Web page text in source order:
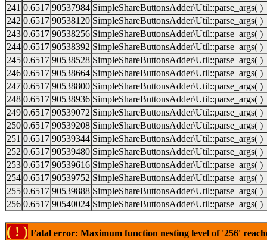
241 0.6517 90537984 SimpleShareButtonsAdder\Util::parse_args( )
242 0.6517 90538120 SimpleShareButtonsAdder\Util::parse_args( )
243 0.6517 90538256 SimpleShareButtonsAdder\Util::parse_args( )
244 0.6517 90538392 SimpleShareButtonsAdder\Util::parse_args( )
245 0.6517 90538528 SimpleShareButtonsAdder\Util::parse_args( )
246 0.6517 90538664 SimpleShareButtonsAdder\Util::parse_args( )
247 0.6517 90538800 SimpleShareButtonsAdder\Util::parse_args( )
248 0.6517 90538936 SimpleShareButtonsAdder\Util::parse_args( )
249 0.6517 90539072 SimpleShareButtonsAdder\Util::parse_args( )
250 0.6517 90539208 SimpleShareButtonsAdder\Util::parse_args( )
251 0.6517 90539344 SimpleShareButtonsAdder\Util::parse_args( )
252 0.6517 90539480 SimpleShareButtonsAdder\Util::parse_args( )
253 0.6517 90539616 SimpleShareButtonsAdder\Util::parse_args( )
254 0.6517 90539752 SimpleShareButtonsAdder\Util::parse_args( )
255 0.6517 90539888 SimpleShareButtonsAdder\Util::parse_args( )
256 0.6517 90540024 SimpleShareButtonsAdder\Util::parse_args( )
( ! ) Fatal error: Maximum function nesting level of '256'